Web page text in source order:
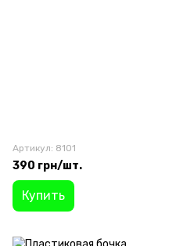
Артикул: 8101
390 грн/шт.
Купить